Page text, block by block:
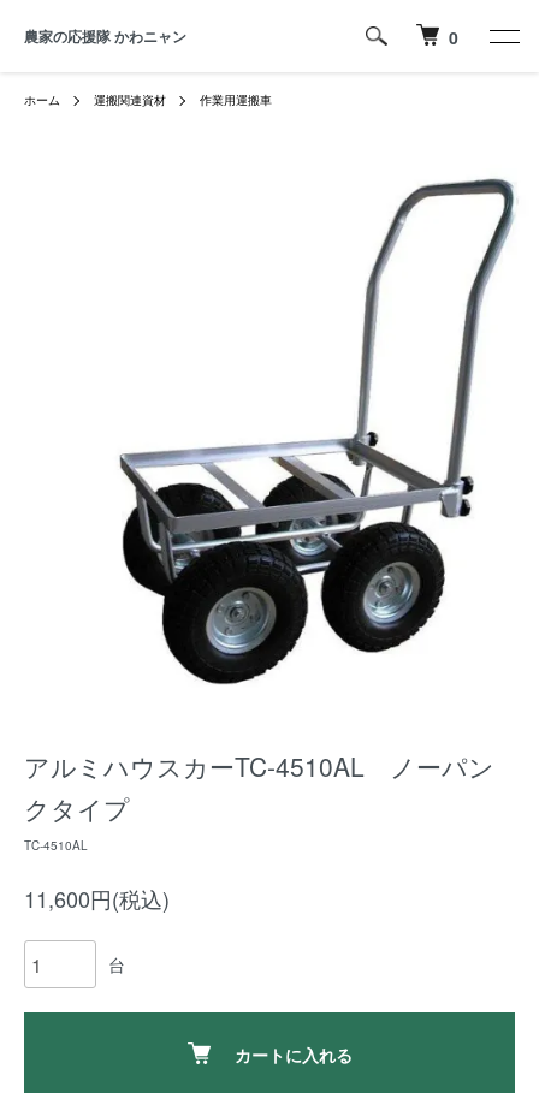
農家の応援隊 かわニャン 0
ホーム 運搬関連資材 作業用運搬車
アルミハウスカーTC-4510AL ノーパン
クタイプ
TC-4510AL
11,600円(税込)
台
カートに入れる